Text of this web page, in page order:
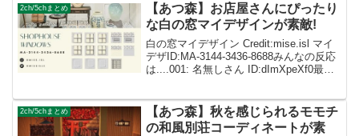
2ch/5chまとめ
【あつ森】お店屋さんにぴったり
な白の窓マイデザインが素敵!
白の窓マイデザイン Credit:mise.isl マイ
デザID:MA-3144-3436-8688みんなの反応
は....001: 名無しさん ID:dImXpeXf0最
2ch/5chまとめ
【あつ森】秋を感じられるモモチ
の和風別荘コーディネートが素